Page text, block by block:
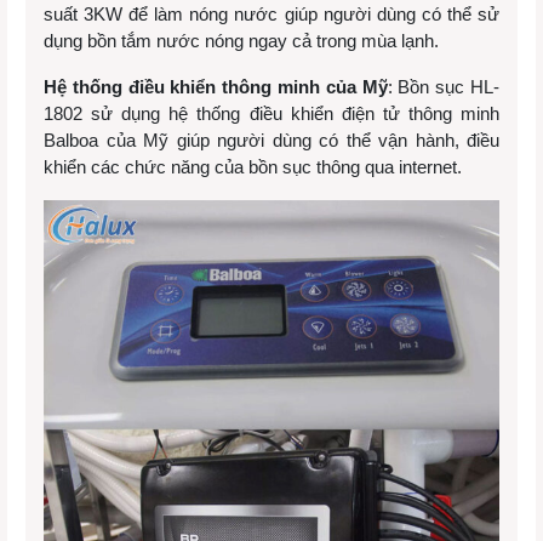
suất 3KW để làm nóng nước giúp người dùng có thể sử
dụng bồn tắm nước nóng ngay cả trong mùa lạnh.
Hệ thống điều khiển thông minh của Mỹ: Bồn sục HL-
1802 sử dụng hệ thống điều khiển điện tử thông minh
Balboa của Mỹ giúp người dùng có thể vận hành, điều
khiển các chức năng của bồn sục thông qua internet.